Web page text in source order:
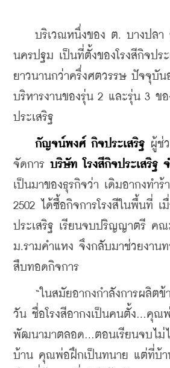
บริเวณหนึ่งของ ต. บางปลา
นครปฐม เป็นที่ตั้งของโรงสีกิจปร
ยาวนานกว่าครึ่งศตวรรษ ปัจจุบัน
บริหารงานของรุ่น 2 และรุ่น 3 ข
ประเสริฐ
กัญจน์พงศ์ กิจประเสริฐ ผู้ช่
จัดการ บริษัท โรงสีกิจประเสริฐ
เป็นมาของธุรกิจว่า เดิมอากงทำร้
2502 ได้ซื้อกิจการโรงสีในพื้นที่
ประเสริฐ เรียนจบปริญญาตรี ค
ม.รามคำแหง จึงกลับมาช่วยงาน
สืบทอดกิจการ
“ในสมัยอากงกำลังการผลิตข้
วัน ชื่อโรงสีอากงเป็นคนตั้ง...คุณ
พัฒนามาตลอด...ตอนเรียนจบไม่
บ้าน คุณพ่อฝึกเป็นทนาย แต่ที่บ้า